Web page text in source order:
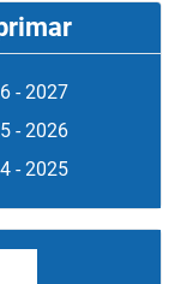
- 2027
- 2026
- 2025